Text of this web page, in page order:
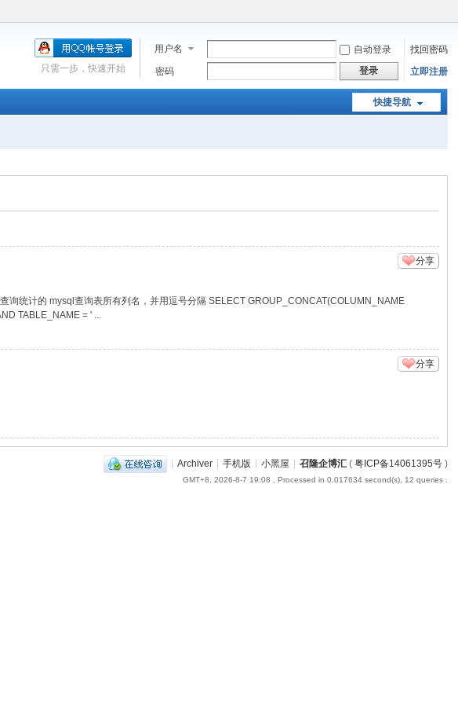
用户名 自动登录
找回密码
密码
登录 立即注册
只需一步，快速开始
快捷导航
分享
统计的 mysql查询表所有列名，并用逗号分隔 SELECT GROUP_CONCAT(COLUMN_NAME
TABLE_NAME = ' ...
分享
| Archiver | 手机版 | 小黑屋 | 召隆企博汇( 粤ICP备14061395号)
GMT+8, 2026-8-7 19:08 , Processed in 0.017634 second(s), 12 queries .